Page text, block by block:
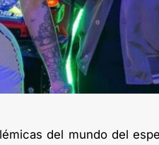
del mundo del